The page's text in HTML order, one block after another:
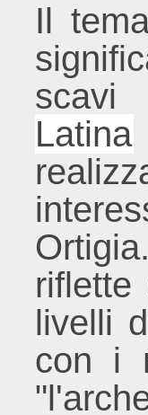
Il
scavi
Latina
riflette
livelli
con i